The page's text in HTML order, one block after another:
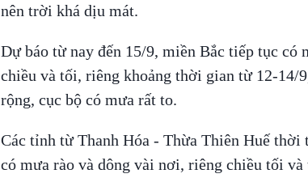
nên trời khá dịu mát.
Dự báo từ nay đến 15/9, miền Bắc tiếp tục có
chiều và tối, riêng khoảng thời gian từ 12-14/
rộng, cục bộ có mưa rất to.
Các tỉnh từ Thanh Hóa - Thừa Thiên Huế thời
có mưa rào và dông vài nơi, riêng chiều tối